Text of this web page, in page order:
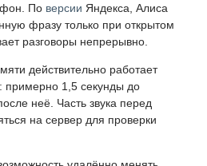
По версии Яндекса, Алиса
фразу только при открытом
разговоры непрерывно.
действительно работает
примерно 1,5 секунды до
неё. Часть звука перед
на сервер для проверки